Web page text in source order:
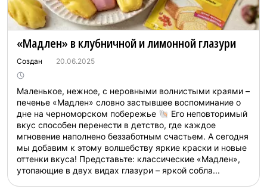
«Мадлен» в клубничной и лимонной глазури
Создан 20.06.2025
Маленькое, нежное, с неровными волнистыми краями –
печенье «Мадлен» словно застывшее воспоминание о
дне на черноморском побережье 🐚 Его неповторимый
вкус способен перенести в детство, где каждое
мгновение наполнено беззаботным счастьем. А сегодня
мы добавим к этому волшебству яркие краски и новые
оттенки вкуса! Представьте: классические «Мадлен»,
утопающие в двух видах глазури – яркой собла...